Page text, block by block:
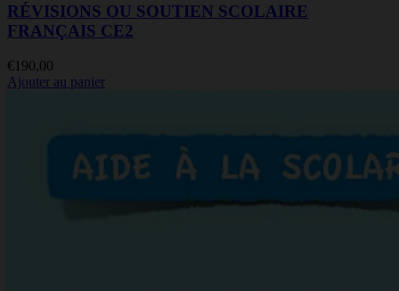
RÉVISIONS OU SOUTIEN SCOLAIRE
FRANÇAIS CE2
€ 190,00
Ajouter au panier